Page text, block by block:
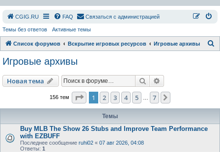
СGIG.RU FAQ Связаться с администрацией
Темы без ответов Активные темы
Список форумов Вскрытие игровых ресурсов Игровые архивы
Игровые архивы
Новая тема Поиск
156 тем Страница из
1 2 3 4 5 7
Темы
Buy MLB The Show 26 Stubs and Improve Team Performance
with EZBUFF
Последнее сообщение ruhi02 « 07 авг 2026, 04:08
Ответы: 1